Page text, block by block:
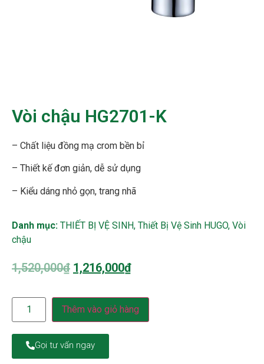
Vòi chậu HG2701-K
– Chất liệu đồng mạ crom bền bỉ
– Thiết kế đơn giản, dễ sử dụng
– Kiểu dáng nhỏ gọn, trang nhã
Danh mục: THIẾT BỊ VỆ SINH, Thiết Bị Vệ Sinh HUGO, Vòi
chậu
1,520,000₫ 1,216,000₫
Thêm vào giỏ hàng
Gọi tư vấn ngay